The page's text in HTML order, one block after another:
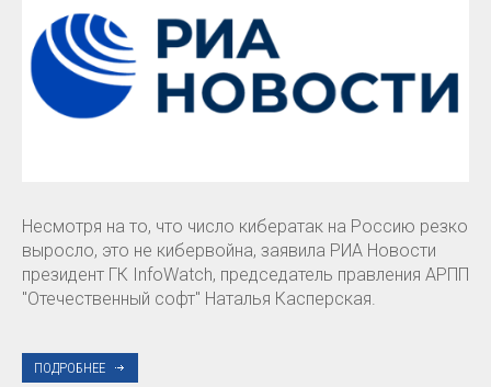
Несмотря на то, что число кибератак на Россию резко
выросло, это не кибервойна, заявила РИА Новости
президент ГК InfoWatch, председатель правления АРПП
"Отечественный софт" Наталья Касперская.
ПОДРОБНЕЕ